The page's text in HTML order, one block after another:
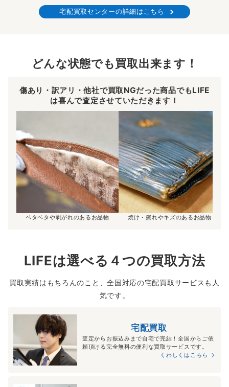
宅配買取センターの詳細はこちら
どんな状態でも買取出来ます！
傷あり・訳アリ・他社で買取NGだった商品でもLIFE
は喜んで査定させていただきます！
ベタベタや剥がれのあるお品物 焼け・擦れやキズのあるお品物
LIFEは選べる４つの買取方法
買取実績はもちろんのこと、全国対応の宅配買取サービスも人
気です。
宅配買取
査定からお振込みまで自宅で完結！全国からご依
頼頂ける完全無料の便利な買取サービスです。
くわしくはこちら